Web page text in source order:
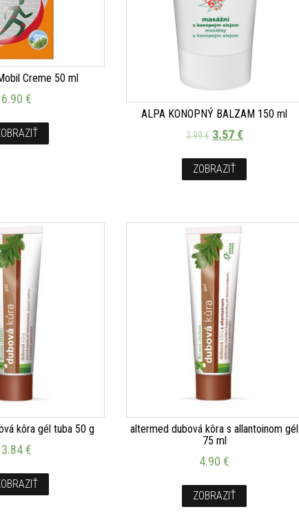
Creme 50 ml
6.90 €
ALPA KONOPNÝ BALZAM 150 ml
3.99€ 3.57€
ZOBRAZIŤ
kôra gél tuba 50 g
3.84€
altermed dubová kôra s allantoinom gél
75 ml
4.90€
ZOBRAZIŤ